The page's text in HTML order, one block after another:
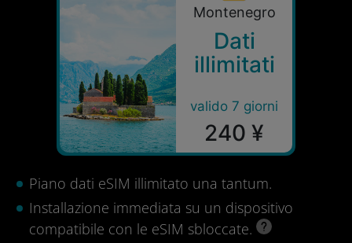
Montenegro
Dati
illimitati
valido 7 giorni
240 ¥
Piano dati eSIM illimitato una tantum.
Installazione immediata su un dispositivo
compatibile con le eSIM sbloccate.